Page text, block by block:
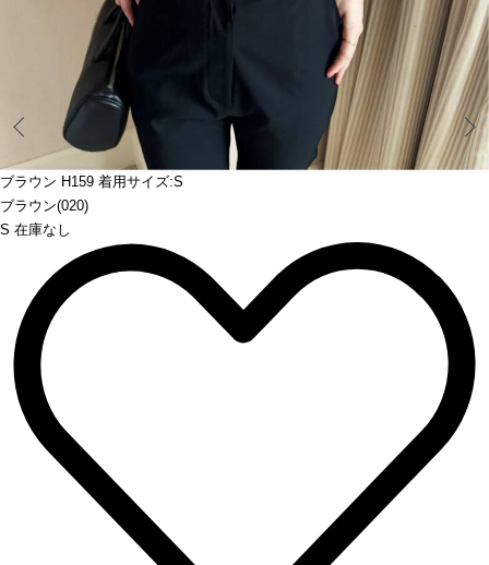
ブラウン H159 着用サイズ:S
ブラウン(020)
S 在庫なし
Prev